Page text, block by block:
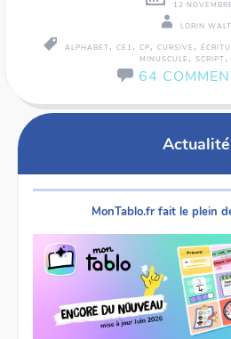
12
LORIN
ALPHABET, CE1 , CP, CURSIVE ,
MINUSCULE , SCRIPT,
64
Actualité
MonTablo.fr fait le plein